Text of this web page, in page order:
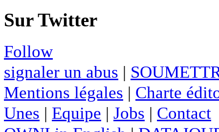
Sur Twitter
Follow
signaler un abus |
Mentions légales | Charte
Unes | Equipe | Jobs | Contact